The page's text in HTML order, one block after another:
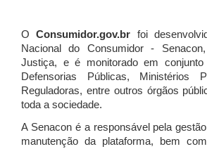
OConsumidor.gov.br
foi
Nacional do Consumidor -
Justiça, e é monitorado em
Defensorias Públicas, Ministérios
Reguladoras, entre outros órgãos
toda a sociedade.
A Senacon é a responsável pela
manutenção da plataforma, bem